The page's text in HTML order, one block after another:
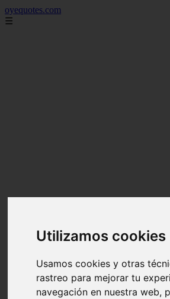
Utilizamos cookies
Usamos cookies y otras
rastreo para mejorar tu
navegación en nuestra web,
oyequotes.com
☰